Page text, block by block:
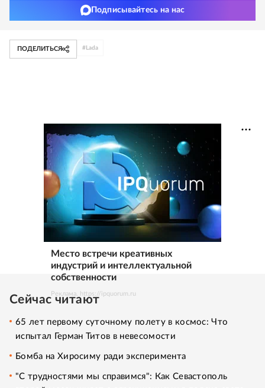
Подписывайтесь на нас
ПОДЕЛИТЬСЯ # Lada
Место встречи креативных
индустрий и интеллектуальной
собственности
Реклама. https://ipquorum.ru
Сейчас читают
65 лет первому суточному полету в космос: Что
испытал Герман Титов в невесомости
Бомба на Хиросиму ради эксперимента
"С трудностями мы справимся": Как Севастополь